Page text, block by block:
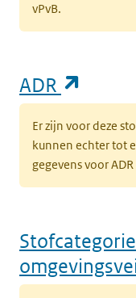
vPvB.
ADR
Er zijn voor deze
kunnen echter tot
gegevens voor